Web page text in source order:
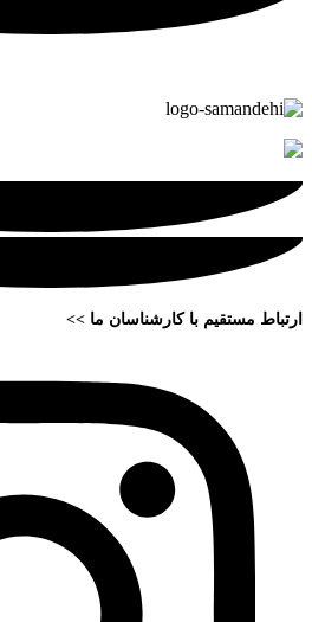
ارتباط مستقیم با کارشناسان ما >>